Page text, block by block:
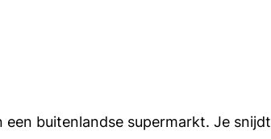
buitenlandse supermarkt. Je snijdt